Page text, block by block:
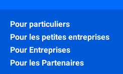
Pour particuliers
Pour les petites entreprises
Pour Entreprises
Pour les Partenaires